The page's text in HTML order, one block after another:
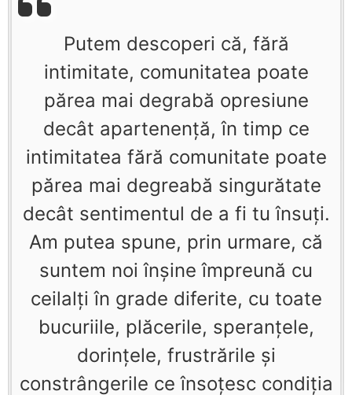
Putem descoperi că, fără
intimitate, comunitatea poate
părea mai degrabă opresiune
decât apartenenţă, în timp ce
intimitatea fără comunitate poate
părea mai degreabă singurătate
decât sentimentul de a fi tu însuţi.
Am putea spune, prin urmare, că
suntem noi înşine împreună cu
ceilalţi în grade diferite, cu toate
bucuriile, plăcerile, speranţele,
dorinţele, frustrările şi
constrângerile ce însoţesc condiţia